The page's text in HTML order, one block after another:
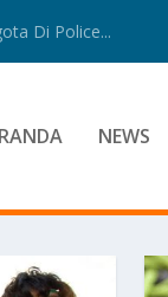
Di Police...
NEWS